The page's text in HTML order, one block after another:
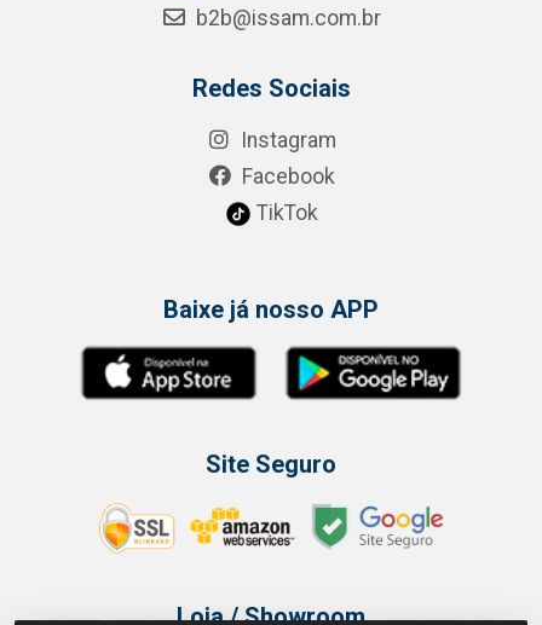
b2b@issam.com.br
Redes Sociais
Instagram
Facebook
TikTok
Baixe já nosso APP
Site Seguro
Loja / Showroom